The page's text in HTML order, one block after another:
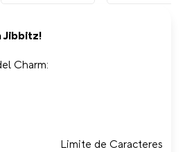
Jibbitz!
Charm:
Limite de Caracteres